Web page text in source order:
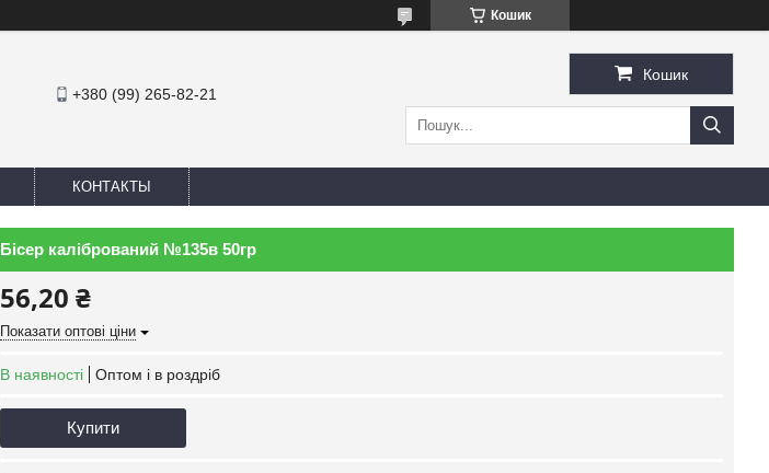
Кошик
+380 (99) 265-82-21
Кошик
КОНТАКТЫ
Бісер калібрований №135в 50гр
56,20 ₴
Показати оптові ціни
В наявності Оптом і в роздріб
Купити